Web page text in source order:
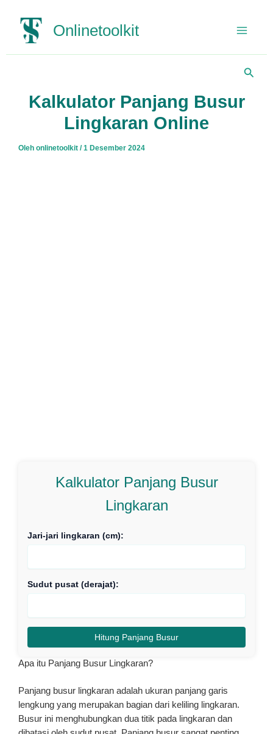
konten
Onlinetoolkit
Cari
Kalkulator Panjang Busur
Lingkaran Online
Oleh onlinetoolkit /1 Desember 2024
Kalkulator Panjang Busur
Lingkaran
Jari-jari lingkaran (cm):
Sudut pusat (derajat):
Hitung Panjang Busur
Apa itu Panjang Busur Lingkaran?
Panjang busur lingkaran adalah ukuran panjang garis
lengkung yang merupakan bagian dari keliling lingkaran.
Busur ini menghubungkan dua titik pada lingkaran dan